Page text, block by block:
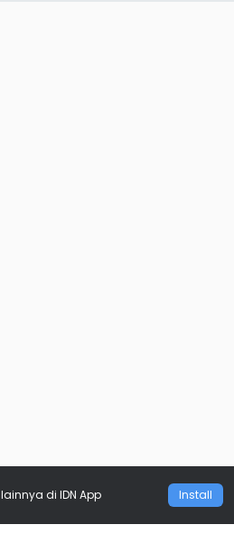
lainnya di IDN App Install